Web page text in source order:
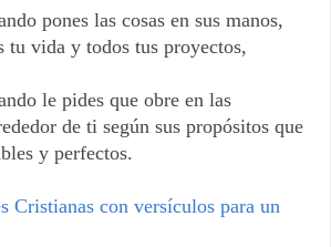
pones las cosas en sus manos,
tu vida y todos tus proyectos,
le pides que obre en las
de ti según sus propósitos que
y perfectos.
Cristianas con versículos para un